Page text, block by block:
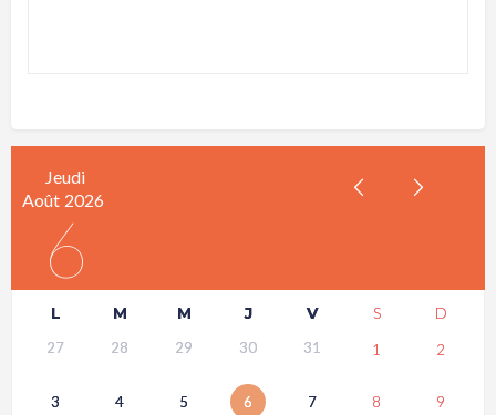
Jeudi
Août 2026
6
L M M J V S D
27 28 29 30 31 1 2
3 4 5 6 7 8 9